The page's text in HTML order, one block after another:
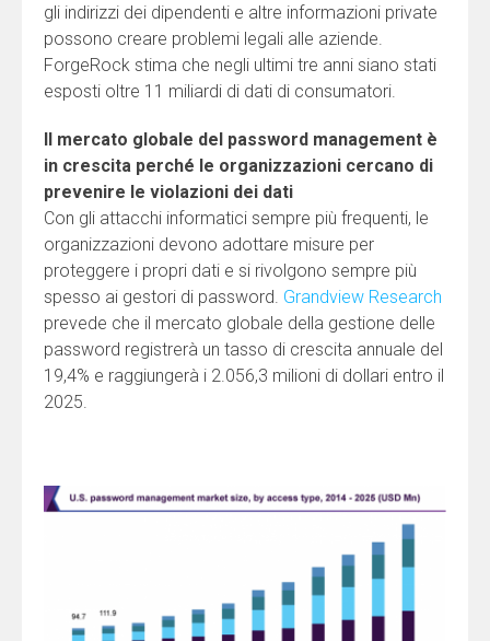
gli indirizzi dei dipendenti e altre informazioni private
possono creare problemi legali alle aziende.
ForgeRock stima che negli ultimi tre anni siano stati
esposti oltre 11 miliardi di dati di consumatori.
Il mercato globale del password management è
in crescita perché le organizzazioni cercano di
prevenire le violazioni dei dati
Con gli attacchi informatici sempre più frequenti, le
organizzazioni devono adottare misure per
proteggere i propri dati e si rivolgono sempre più
spesso ai gestori di password. Grandview Research
prevede che il mercato globale della gestione delle
password registrerà un tasso di crescita annuale del
19,4% e raggiungerà i 2.056,3 milioni di dollari entro il
2025.